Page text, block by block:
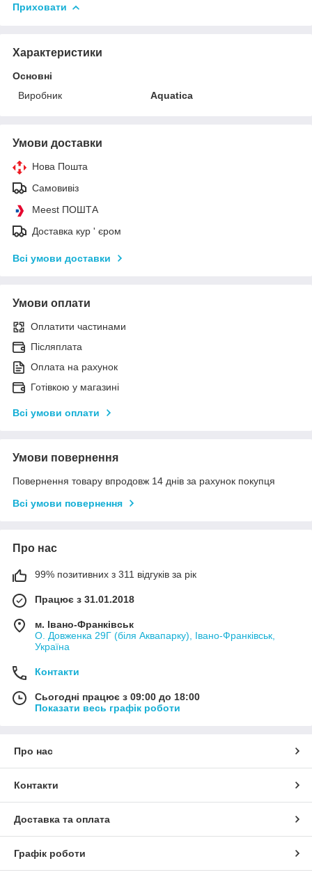
Приховати
Характеристики
Основні
Виробник
Aquatica
Умови доставки
Нова Пошта
Самовивіз
Meest ПОШТА
Доставка кур ' єром
Всі умови доставки
Умови оплати
Оплатити частинами
Післяплата
Оплата на рахунок
Готівкою у магазині
Всі умови оплати
Умови повернення
Повернення товару впродовж 14 днів за рахунок покупця
Всі умови повернення
Про нас
99% позитивних з 311 відгуків за рік
Працює з 31.01.2018
м. Івано-Франківськ
О. Довженка 29Г (біля Аквапарку), Івано-Франківськ,
Україна
Контакти
Сьогодні працює з 09:00 до 18:00
Показати весь графік роботи
Про нас
Контакти
Доставка та оплата
Графік роботи